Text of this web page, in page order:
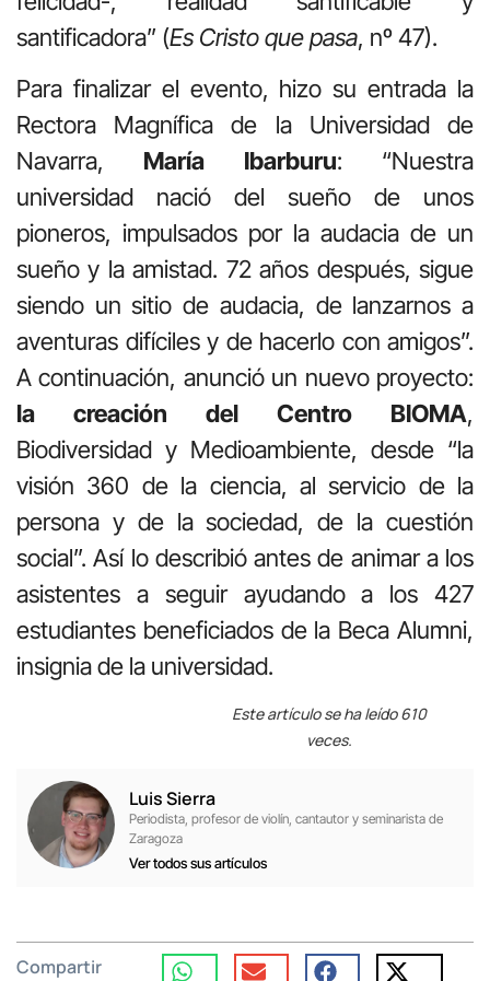
santificadora” (Es Cristo que pasa, nº 47).
Para finalizar el evento, hizo su entrada la
Rectora Magnífica de la Universidad de
Navarra, María Ibarburu: “Nuestra
universidad nació del sueño de unos
pioneros, impulsados por la audacia de un
sueño y la amistad. 72 años después, sigue
siendo un sitio de audacia, de lanzarnos a
aventuras difíciles y de hacerlo con amigos”.
A continuación, anunció un nuevo proyecto:
la creación del Centro BIOMA,
Biodiversidad y Medioambiente, desde “la
visión 360 de la ciencia, al servicio de la
persona y de la sociedad, de la cuestión
social”. Así lo describió antes de animar a los
asistentes a seguir ayudando a los 427
estudiantes beneficiados de la Beca Alumni,
insignia de la universidad.
Este artículo se ha leído 610
veces.
Luis Sierra
Periodista, profesor de violín, cantautor y seminarista de
Zaragoza
Ver todos sus artículos
Compartir